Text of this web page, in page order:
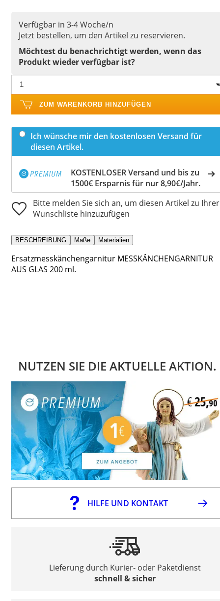
Verfügbar in 3-4 Woche/n
Jetzt bestellen, um den Artikel zu reservieren.
Möchtest du benachrichtigt werden, wenn das
Produkt wieder verfügbar ist?
ZUM WARENKORB HINZUFÜGEN
Ich wünsche mir den kostenlosen Versand für
diesen Artikel.
KOSTENLOSER Versand und bis zu
1500€ Ersparnis für nur 8,90€/Jahr.
Bitte melden Sie sich an, um diesen Artikel zu Ihrer
Wunschliste hinzuzufügen
BESCHREIBUNG Maße Materialien
Ersatzmesskänchengarnitur MESSKÄNCHENGARNITUR
AUS GLAS 200 ml.
NUTZEN SIE DIE AKTUELLE AKTION.
HILFE UND KONTAKT
Lieferung durch Kurier- oder Paketdienst
schnell & sicher